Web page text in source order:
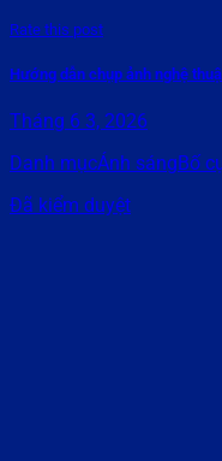
Rate this post
Hướng dẫn chụp ảnh nghệ
Tháng 6 3, 2026
Danh mụcÁnh sángBố
Đã kiểm duyệt